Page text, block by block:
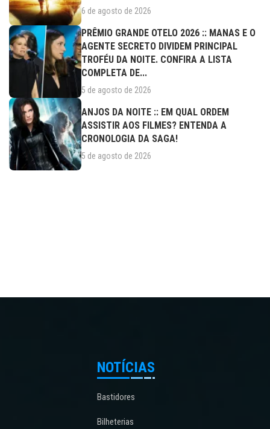
6 de agosto de 2026
PRÊMIO GRANDE OTELO 2026 :: MANAS E O
AGENTE SECRETO DIVIDEM PRINCIPAL
TROFÉU DA NOITE. CONFIRA A LISTA
COMPLETA DE...
5 de agosto de 2026
ANJOS DA NOITE :: EM QUAL ORDEM
ASSISTIR AOS FILMES? ENTENDA A
CRONOLOGIA DA SAGA!
5 de agosto de 2026
NOTÍCIAS
Bastidores
Bilheterias